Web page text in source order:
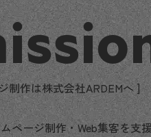
制作は株式会社ARDEMへ ]
ページ制作・Web集客を支